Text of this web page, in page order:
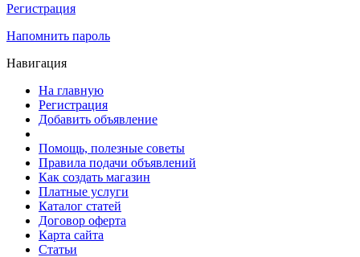
Регистрация
Напомнить пароль
Навигация
На главную
Регистрация
Добавить объявление
Помощь, полезные советы
Правила подачи объявлений
Как создать магазин
Платные услуги
Каталог статей
Договор оферта
Карта сайта
Статьи